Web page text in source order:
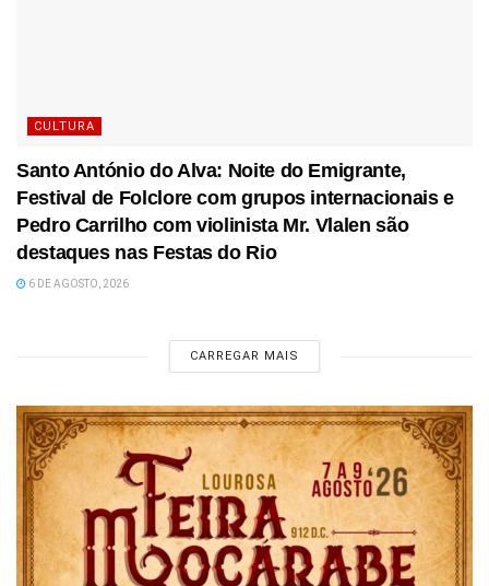
CULTURA
Santo António do Alva: Noite do Emigrante,
Festival de Folclore com grupos internacionais e
Pedro Carrilho com violinista Mr. Vlalen são
destaques nas Festas do Rio
6 DE AGOSTO, 2026
CARREGAR MAIS